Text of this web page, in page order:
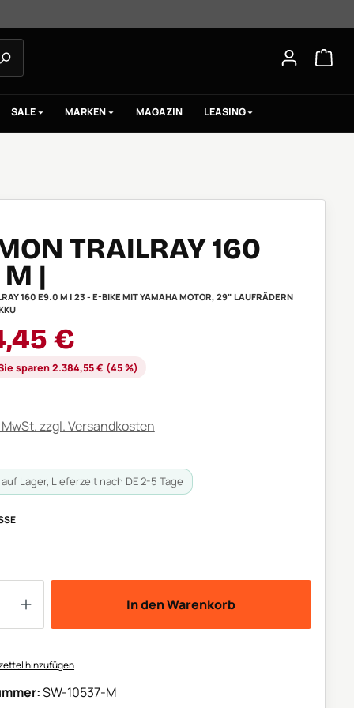
SALE MARKEN MAGAZIN LEASING
TRAILRAY 160
|
160 E9.0 M | 23 - E-BIKE MIT YAMAHA MOTOR, 29" LAUFRÄDERN
€
sparen 2.384,55 € (45 %)
zzgl. Versandkosten
Lager, Lieferzeit nach DE 2-5 Tage
AUSWÄHLEN
Anzahl: Gib den gewünschten Wert
In den Warenkorb
hinzufügen
SW-10537-M